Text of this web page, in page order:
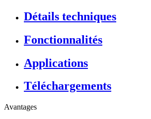
Détails techniques
Fonctionnalités
Applications
Téléchargements
Avantages